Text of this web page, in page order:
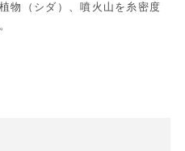
物（シダ）、噴火山を糸密度